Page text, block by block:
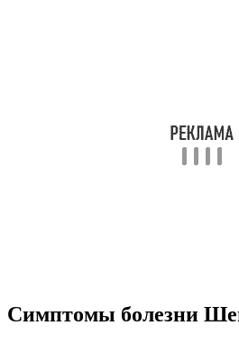
Симптомы болезни